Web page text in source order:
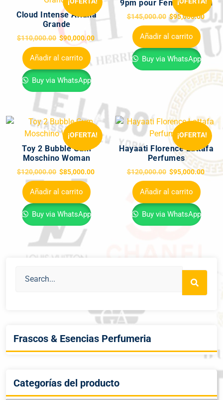
Cloud Intense Ariana
Grande
$110,000.00 $90,000.00
Añadir al carrito
Buy via WhatsApp
9pm pour Femme Afnan
$145,000.00 $95,000.00
Añadir al carrito
Buy via WhatsApp
¡OFERTA!
Toy 2 Bubble Gum
Moschino Woman
$120,000.00 $85,000.00
Añadir al carrito
Buy via WhatsApp
¡OFERTA!
Hayaati Florence Lattafa
Perfumes
$120,000.00 $95,000.00
Añadir al carrito
Buy via WhatsApp
Frascos & Esencias Perfumeria
Categorías del producto